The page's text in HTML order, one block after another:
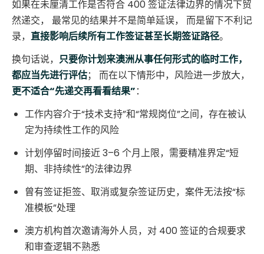
如果在未厘清工作是否符合 400 签证法律边界的情况下贸
然递交， 最常见的结果并不是简单延误， 而是留下不利记
录， 直接影响后续所有工作签证甚至长期签证路径。
换句话说， 只要你计划来澳洲从事任何形式的临时工作，
都应当先进行评估； 而在以下情形中，风险进一步放大，
更不适合“先递交再看看结果”：
工作内容介于“技术支持”和“常规岗位”之间，存在被认
定为持续性工作的风险
计划停留时间接近 3–6 个月上限，需要精准界定“短
期、非持续性”的法律边界
曾有签证拒签、取消或复杂签证历史，案件无法按“标
准模板”处理
澳方机构首次邀请海外人员，对 400 签证的合规要求
和审查逻辑不熟悉